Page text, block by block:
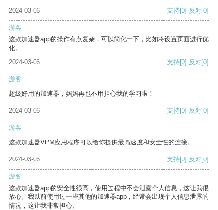
2024-03-06 支持[0] 反对[0]
游客
这款加速器app的操作有点复杂，可以简化一下，比如将设置页面进行优
化。
2024-03-06
支持[0] 反对[0]
游客
超级好用的加速器，妈妈再也不用担心我的学习啦！
2024-03-06 支持[0] 反对[0]
游客
这款加速器VPM应用程序可以给你提供最高速度和安全性的连接。
2024-03-06 支持[0] 反对[0]
游客
这款加速器app的安全性很高，使用过程中不会泄露个人信息，这让我很
放心。我以前使用过一些其他的加速器app，经常会出现个人信息泄露的
情况，这让我非常担心。